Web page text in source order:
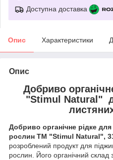
Доступна доставка
Опис Характеристики
Опис
Добриво
"Stimul Natural"
Добриво органічне рідке
рослин ТМ "Stimul Natural",
розроблений продукт для
рослин. Його органічний склад